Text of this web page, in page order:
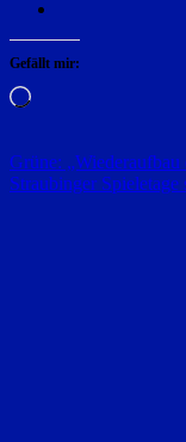
Gefällt mir:
Wird
Grüne:
Straubinger